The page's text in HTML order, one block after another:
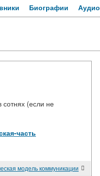
Биографии Аудио
(если не
часть
модель коммуникации